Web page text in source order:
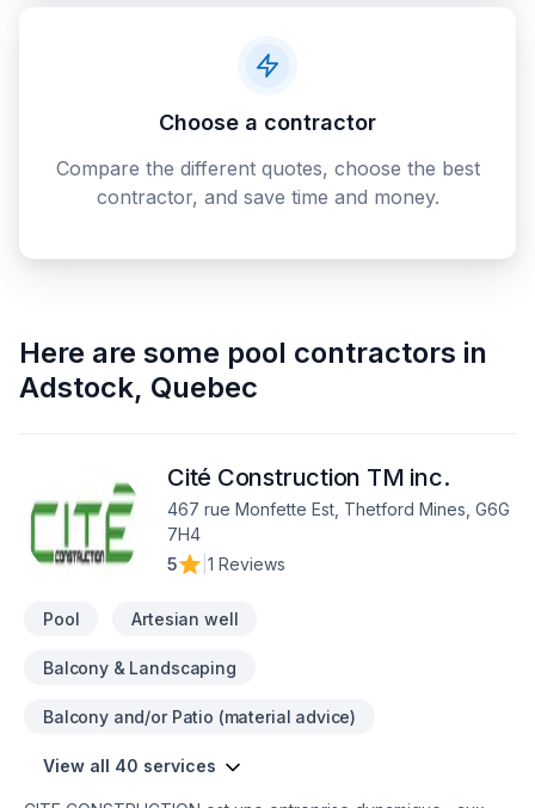
Choose a contractor
Compare the different quotes, choose the best
contractor, and save time and money.
Here are some pool contractors in
Adstock, Quebec
Cité Construction TM inc.
467 rue Monfette Est, Thetford Mines, G6G
7H4
5
1 Reviews
Pool Artesian well
Balcony & Landscaping
Balcony and/or Patio (material advice)
View all 40 services